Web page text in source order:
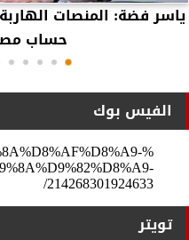
ياسر فضة: المنصات
حساب
الفيس بوك
214268301924633/
تويتر